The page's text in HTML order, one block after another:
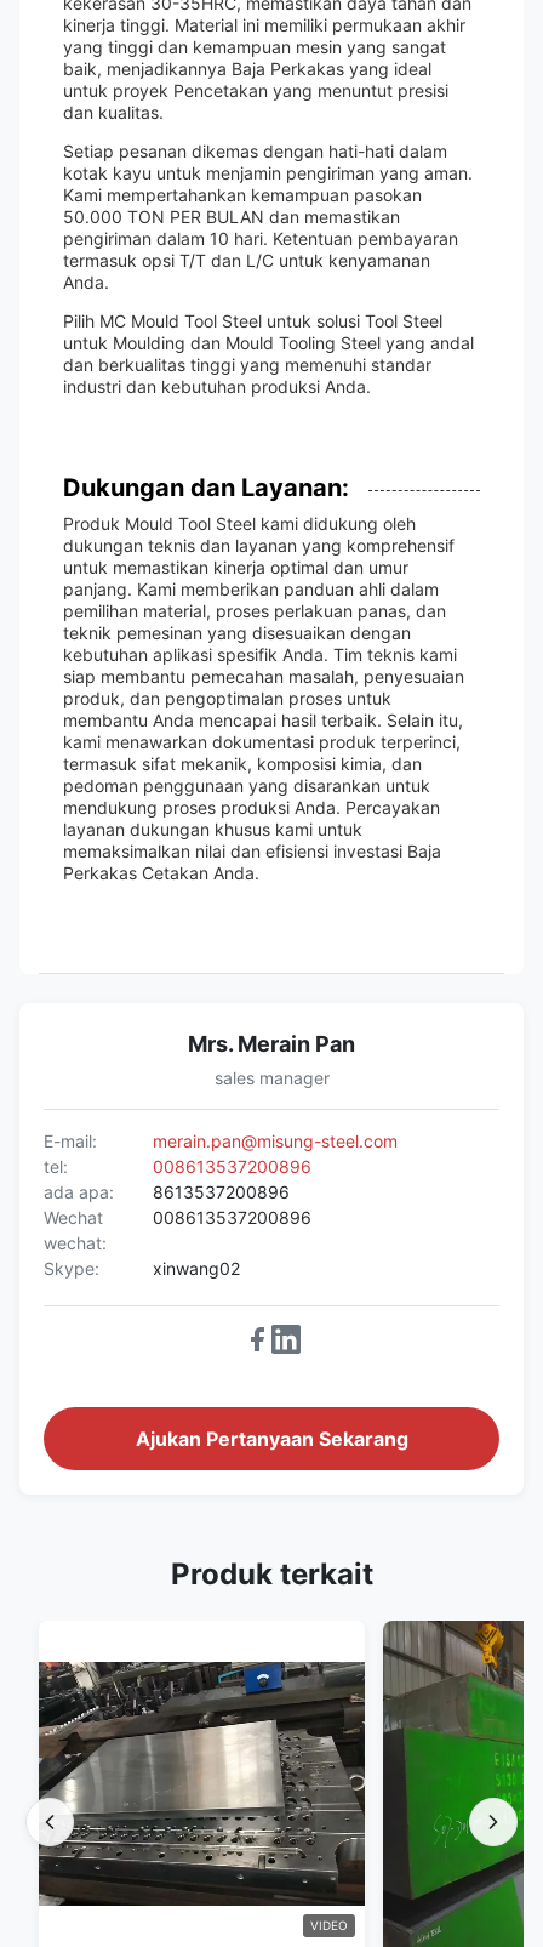
kinerja tinggi. Material ini memiliki permukaan akhir
yang tinggi dan kemampuan mesin yang sangat
baik, menjadikannya Baja Perkakas yang ideal
untuk proyek Pencetakan yang menuntut presisi
dan kualitas.
Setiap pesanan dikemas dengan hati-hati dalam
kotak kayu untuk menjamin pengiriman yang aman.
Kami mempertahankan kemampuan pasokan
50.000 TON PER BULAN dan memastikan
pengiriman dalam 10 hari. Ketentuan pembayaran
termasuk opsi T/T dan L/C untuk kenyamanan
Anda.
Pilih MC Mould Tool Steel untuk solusi Tool Steel
untuk Moulding dan Mould Tooling Steel yang andal
dan berkualitas tinggi yang memenuhi standar
industri dan kebutuhan produksi Anda.
Dukungan dan Layanan:
Produk Mould Tool Steel kami didukung oleh
dukungan teknis dan layanan yang komprehensif
untuk memastikan kinerja optimal dan umur
panjang. Kami memberikan panduan ahli dalam
pemilihan material, proses perlakuan panas, dan
teknik pemesinan yang disesuaikan dengan
kebutuhan aplikasi spesifik Anda. Tim teknis kami
siap membantu pemecahan masalah, penyesuaian
produk, dan pengoptimalan proses untuk
membantu Anda mencapai hasil terbaik. Selain itu,
kami menawarkan dokumentasi produk terperinci,
termasuk sifat mekanik, komposisi kimia, dan
pedoman penggunaan yang disarankan untuk
mendukung proses produksi Anda. Percayakan
layanan dukungan khusus kami untuk
memaksimalkan nilai dan efisiensi investasi Baja
Perkakas Cetakan Anda.
Mrs. Merain Pan
sales manager
E-mail:
merain.pan@misung-steel.com
tel:
008613537200896
ada apa:
8613537200896
Wechat
wechat:
008613537200896
Skype: xinwang02
Ajukan Pertanyaan Sekarang
Produk terkait
VIDEO